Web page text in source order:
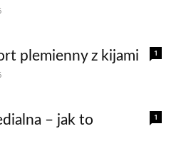
1
plemienny z kijami
1
– jak to